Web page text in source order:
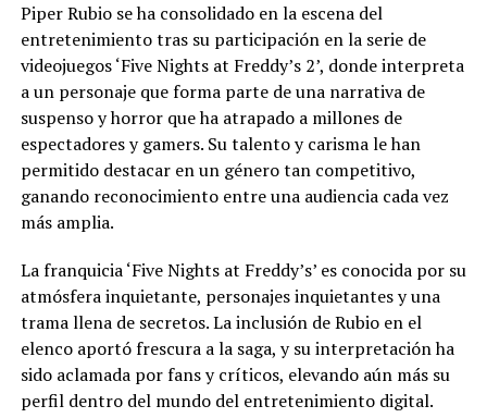
Piper Rubio se ha consolidado en la escena del
entretenimiento tras su participación en la serie de
videojuegos ‘Five Nights at Freddy’s 2’, donde interpreta
a un personaje que forma parte de una narrativa de
suspenso y horror que ha atrapado a millones de
espectadores y gamers. Su talento y carisma le han
permitido destacar en un género tan competitivo,
ganando reconocimiento entre una audiencia cada vez
más amplia.
La franquicia ‘Five Nights at Freddy’s’ es conocida por su
atmósfera inquietante, personajes inquietantes y una
trama llena de secretos. La inclusión de Rubio en el
elenco aportó frescura a la saga, y su interpretación ha
sido aclamada por fans y críticos, elevando aún más su
perfil dentro del mundo del entretenimiento digital.